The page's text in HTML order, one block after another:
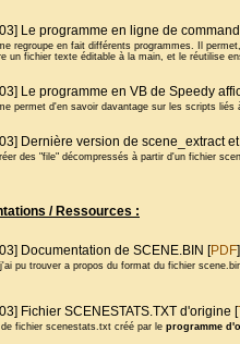
Le programme en ligne de
regroupe en fait différents programmes. Il
un fichier texte éditable à la main, et le réutilise
Le programme en VB de Speedy
permet d'en savoir davantage sur les scripts liés
Dernière version de scene_extract
des "file" décompressés à partir d'un fichier
/ Ressources :
Documentation de SCENE.BIN [PDF]
pu trouver a propos du format du fichier
Fichier SCENESTATS.TXT d'origine [
fichier scenestats.txt créé par le programme